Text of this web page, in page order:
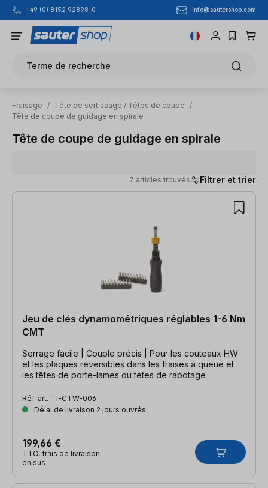
Passer au contenu principal
+49 (0) 8152 92898-0 info@sautershop.com
Terme de recherche
Fraisage / Tête de sertissage / Têtes de coupe
/
Tête de coupe de guidage en spirale
Tête de coupe de guidage en spirale
7 articles trouvés Filtrer et trier
7 articles trouvés
Jeu de clés dynamométriques réglables 1-6 Nm
CMT
Serrage facile | Couple précis | Pour les couteaux HW
et les plaques réversibles dans les fraises à queue et
les têtes de porte-lames ou tétes de rabotage
Réf. art. : I-CTW-006
Délai de livraison 2 jours ouvrés
199,66 €
TTC, frais de livraison
en sus